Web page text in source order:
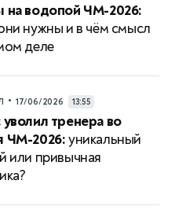
на водопой ЧМ-2026:
нужны и в чём смысл
деле
• 17/06/2026 13:55
уволил тренера во
ЧМ-2026:уникальный
или привычная